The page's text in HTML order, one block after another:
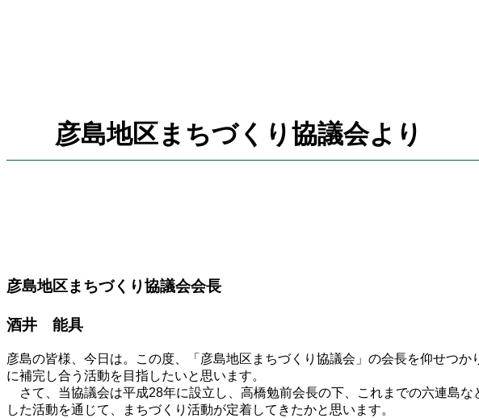
彦島地区まちづくり協議会より
彦島地区まちづくり協議会会長
酒井 能具
彦島の皆様、今日は。この度、「彦島地区まちづくり協議会」の会長を仰せつ
に補完し合う活動を目指したいと思います。
さて、当協議会は平成28年に設立し、高橋勉前会長の下、これまでの六連島
した活動を通じて、まちづくり活動が定着してきたかと思います。